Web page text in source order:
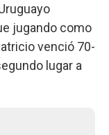
jugando como
venció 70-
lugar a